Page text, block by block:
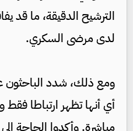
الترشيح الدقيقة، ما قد
لدى مرضى السكري.
ومع ذلك، شدد الباحثون
أي أنها تظهر ارتباطا فقط
مباشرة. وأكدوا الحاجة